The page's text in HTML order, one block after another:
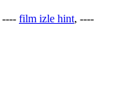
---- film izle hint, ----